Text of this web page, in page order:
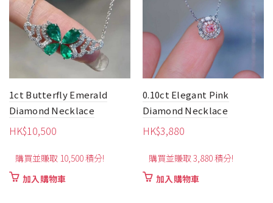
0.10ct Elegant Pink
Diamond Necklace
HK$3,880
購買並賺取 3,880 積分!
加入購物車
1.0ct GIA Elegant Yellow
Diamond Necklace
HK$36,000
購買並賺取 36,000 積分!
加入購物車